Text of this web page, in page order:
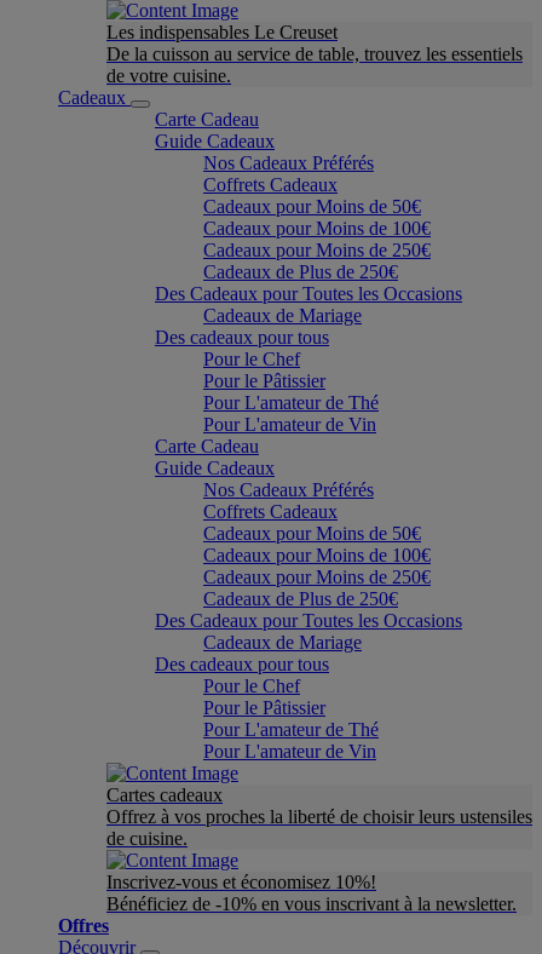
Les indispensables Le Creuset
De la cuisson au service de table, trouvez les essentiels
de votre cuisine.
Cadeaux
Carte Cadeau
Guide Cadeaux
Nos Cadeaux Préférés
Coffrets Cadeaux
Cadeaux pour Moins de 50€
Cadeaux pour Moins de 100€
Cadeaux pour Moins de 250€
Cadeaux de Plus de 250€
Des Cadeaux pour Toutes les Occasions
Cadeaux de Mariage
Des cadeaux pour tous
Pour le Chef
Pour le Pâtissier
Pour L'amateur de Thé
Pour L'amateur de Vin
Carte Cadeau
Guide Cadeaux
Nos Cadeaux Préférés
Coffrets Cadeaux
Cadeaux pour Moins de 50€
Cadeaux pour Moins de 100€
Cadeaux pour Moins de 250€
Cadeaux de Plus de 250€
Des Cadeaux pour Toutes les Occasions
Cadeaux de Mariage
Des cadeaux pour tous
Pour le Chef
Pour le Pâtissier
Pour L'amateur de Thé
Pour L'amateur de Vin
Cartes cadeaux
Offrez à vos proches la liberté de choisir leurs ustensiles
de cuisine.
Inscrivez-vous et économisez 10%!
Bénéficiez de -10% en vous inscrivant à la newsletter.
Offres
Découvrir